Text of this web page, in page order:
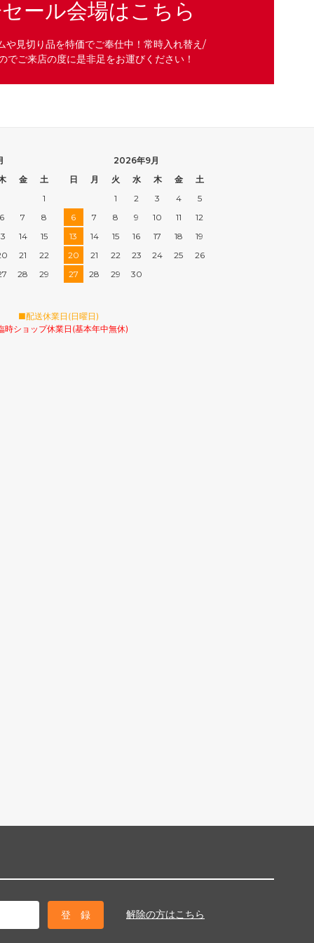
ール会場はこちら
や見切り品を特価でご奉仕中！常時入れ替え/
でご来店の度に是非足をお運びください！
金
土
1
6
7
8
14
15
21
22
28 29
2026年9月
日
月 火 水 木 金
土
1
2 3 4
5
6
7 8 9 10 11
12
13
14 15 16 17 18
19
20
21 22 23 24 25
26
27
28 29 30
■配送休業日(日曜日)
時ショップ休業日(基本年中無休)
解除の方はこちら